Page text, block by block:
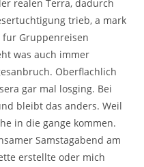
realen Terra, dadurch
trieb, a mark
Gruppenreisen
was auch immer
Oberflachlich
gar mal losging. Bei
bleibt das anders. Weil
in die gange kommen.
Samstagabend am
erstellte oder mich